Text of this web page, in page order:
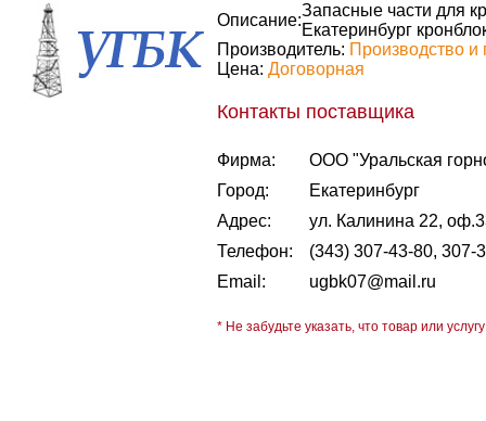
Описание:
Запасные части для
Екатеринбург
Производитель: Производство и
Цена: Договорная
Контакты поставщика
Фирма:
ООО "Уральская
Город:
Екатеринбург
Адрес:
ул. Калинина 22,
Телефон:
(343) 307-43-80, 307-
Email:
ugbk07@mail.ru
* Не забудьте указать, что товар или